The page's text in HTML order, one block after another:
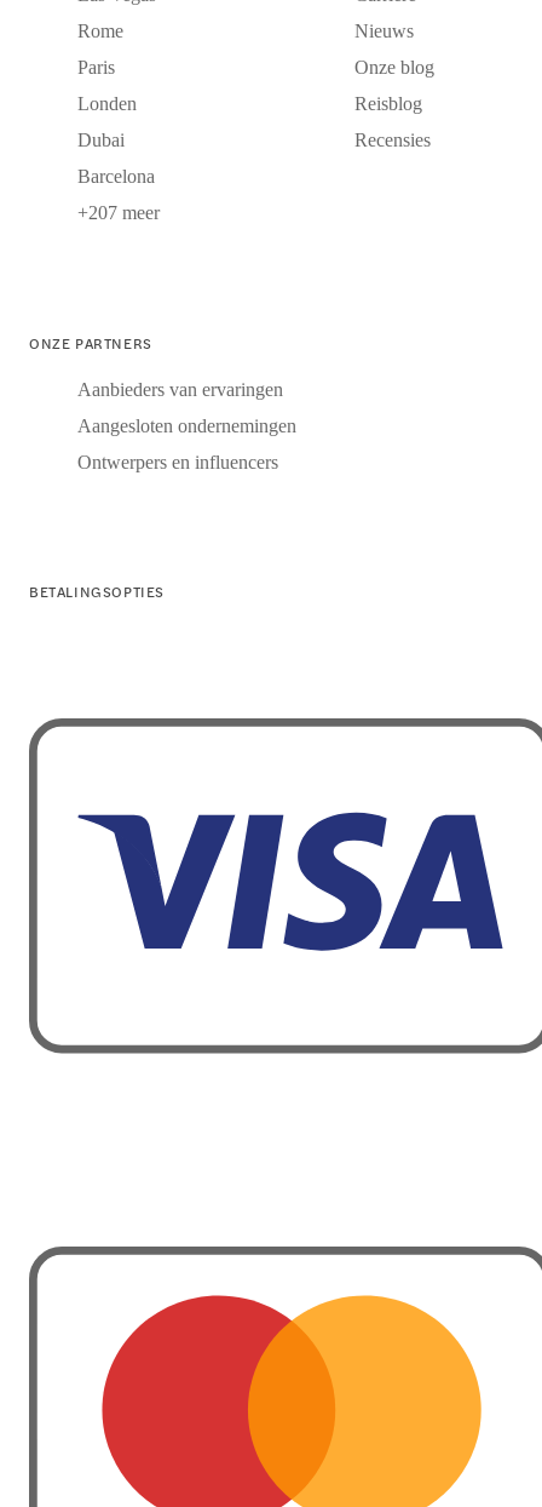
Rome
Paris
Londen
Dubai
Barcelona
+207 meer
Nieuws
Onze blog
Reisblog
Recensies
ONZE PARTNERS
Aanbieders van ervaringen
Aangesloten ondernemingen
Ontwerpers en influencers
BETALINGSOPTIES